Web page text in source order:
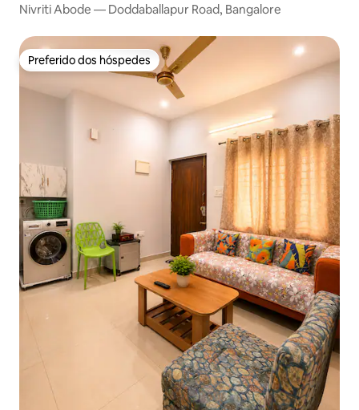
Nivriti Abode — Doddaballapur Road, Bangalore
Preferido dos hóspedes
Preferido dos hóspedes